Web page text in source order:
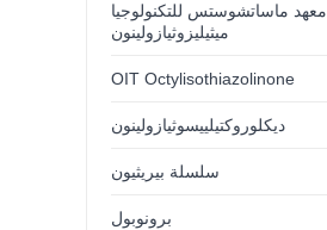
معهد ماساتشوستس للتكنولوجيا
ميثيليزوثيازولينون
OIT Octylisothiazolinone
ديكلوروكتيلييسوثيازولينون
سلسلة بيريثيون
برونوبول